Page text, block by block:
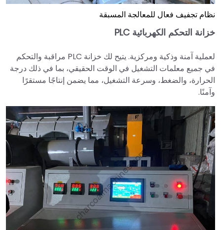
نظام تجفيف فعال للمعالجة المسبقة
خزانة التحكم الكهربائية PLC
لعملية آمنة وذكية ومركزية. يتيح لك خزانة PLC مراقبة والتحكم
في جميع معلمات التشغيل في الوقت الحقيقي، بما في ذلك درجة
الحرارة، والضغط، وسرعة التشغيل، مما يضمن إنتاجًا مستقرًا
وآمنًا.